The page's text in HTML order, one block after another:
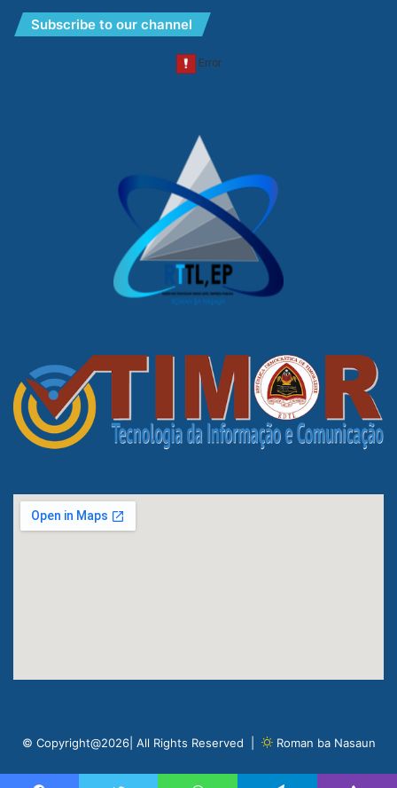
Subscribe to our channel
© Copyright@2026| All Rights Reserved | Roman ba Nasaun